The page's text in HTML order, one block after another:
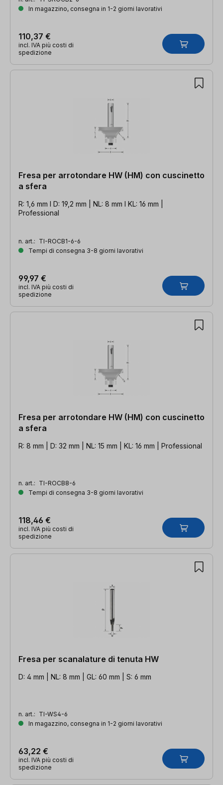
In magazzino, consegna in 1-2 giorni lavorativi
110,37 €
incl. IVA più costi di
spedizione
Fresa per arrotondare HW (HM) con cuscinetto
a sfera
R: 1,6 mm l D: 19,2 mm | NL: 8 mm l KL: 16 mm |
Professional
n. art.: TI-ROCB1-6-6
Tempi di consegna 3-8 giorni lavorativi
99,97 €
incl. IVA più costi di
spedizione
Fresa per arrotondare HW (HM) con cuscinetto
a sfera
R: 8 mm | D: 32 mm | NL: 15 mm | KL: 16 mm | Professional
n. art.: TI-ROCB8-6
Tempi di consegna 3-8 giorni lavorativi
118,46 €
incl. IVA più costi di
spedizione
Fresa per scanalature di tenuta HW
D: 4 mm | NL: 8 mm | GL: 60 mm | S: 6 mm
n. art.: TI-WS4-6
In magazzino, consegna in 1-2 giorni lavorativi
63,22 €
incl. IVA più costi di
spedizione